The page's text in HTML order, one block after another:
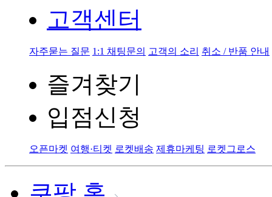
고객센터
자주묻는 질문 1:1 채팅문의 고객의 소리 취소 / 반품 안내
즐겨찾기
입점신청
오픈마켓 여행·티켓 로켓배송 제휴마케팅 로켓그로스